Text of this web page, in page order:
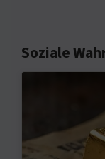
Soziale